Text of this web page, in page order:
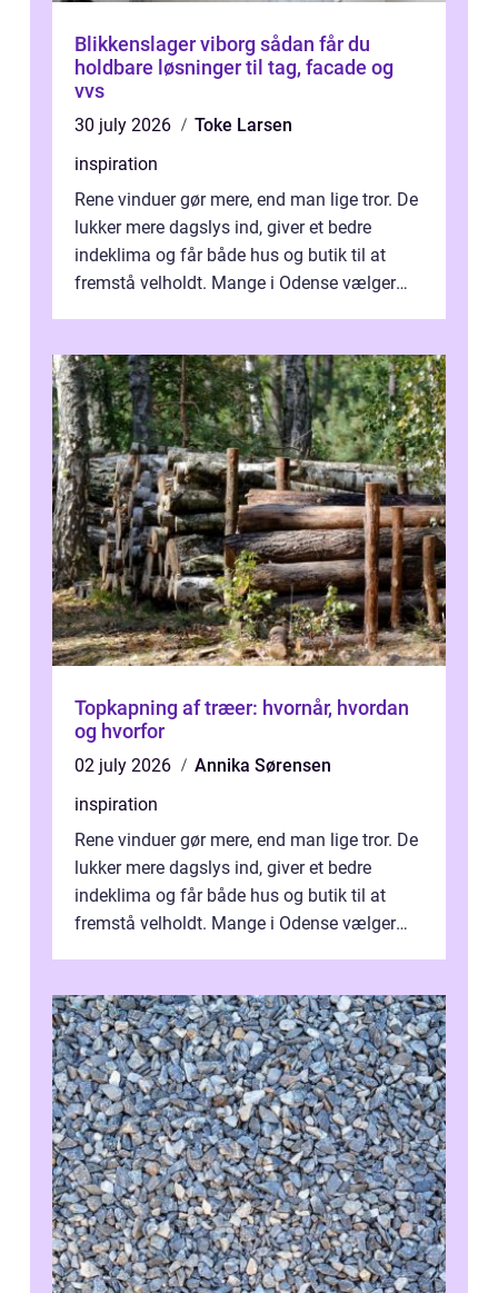
Blikkenslager viborg sådan får du
holdbare løsninger til tag, facade og
vvs
30 july 2026
Toke Larsen
inspiration
Rene vinduer gør mere, end man lige tror. De
lukker mere dagslys ind, giver et bedre
indeklima og får både hus og butik til at
fremstå velholdt. Mange i Odense vælger
Topkapning af træer: hvornår, hvordan
og hvorfor
02 july 2026
Annika Sørensen
inspiration
Rene vinduer gør mere, end man lige tror. De
lukker mere dagslys ind, giver et bedre
indeklima og får både hus og butik til at
fremstå velholdt. Mange i Odense vælger